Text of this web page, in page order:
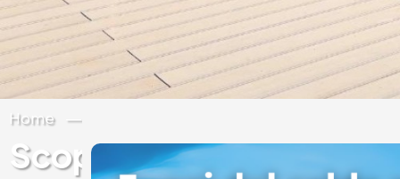
Home
Scopri esperienze e